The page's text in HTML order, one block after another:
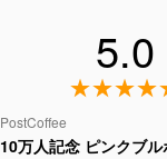
5.0
PostCoffee
10万人記念 ピンクブ